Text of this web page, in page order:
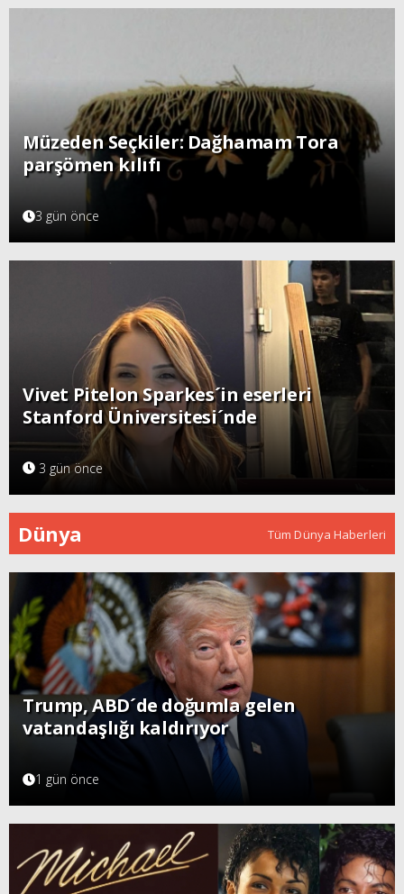
Müzeden Seçkiler: Dağhamam Tora
parşömen kılıfı
3 gün önce
Vivet Pitelon Sparkes´in eserleri
Stanford Üniversitesi´nde
3 gün önce
Dünya Tüm Dünya Haberleri
Trump, ABD´de doğumla gelen
vatandaşlığı kaldırıyor
1 gün önce